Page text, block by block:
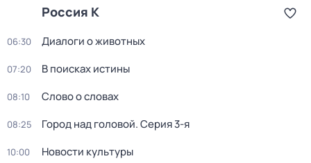
Россия К
06:30 Диалоги о животных
07:20 В поисках истины
08:10 Слово о словах
08:25 Город над головой. Серия 3-я
10:00 Новости культуры